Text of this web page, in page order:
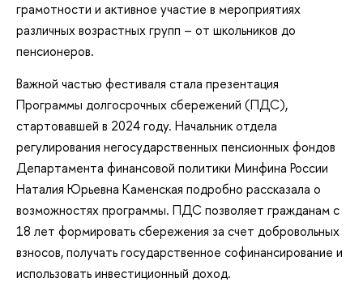
грамотности и активное участие в мероприятиях
различных возрастных групп – от школьников до
пенсионеров.
Важной частью фестиваля стала презентация
Программы долгосрочных сбережений (ПДС),
стартовавшей в 2024 году. Начальник отдела
регулирования негосударственных пенсионных фондов
Департамента финансовой политики Минфина России
Наталия Юрьевна Каменская подробно рассказала о
возможностях программы. ПДС позволяет гражданам с
18 лет формировать сбережения за счет добровольных
взносов, получать государственное софинансирование и
использовать инвестиционный доход.